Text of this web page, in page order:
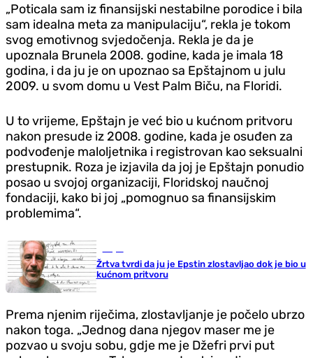
„Poticala sam iz finansijski nestabilne porodice i bila
sam idealna meta za manipulaciju“, rekla je tokom
svog emotivnog svjedočenja. Rekla je da je
upoznala Brunela 2008. godine, kada je imala 18
godina, i da ju je on upoznao sa Epštajnom u julu
2009. u svom domu u Vest Palm Biču, na Floridi.
U to vrijeme, Epštajn je već bio u kućnom pritvoru
nakon presude iz 2008. godine, kada je osuđen za
podvođenje maloljetnika i registrovan kao seksualni
prestupnik. Roza je izjavila da joj je Epštajn ponudio
posao u svojoj organizaciji, Floridskoj naučnoj
fondaciji, kako bi joj „pomognuo sa finansijskim
problemima“.
Žrtva tvrdi da ju je Epstin zlostavljao dok je bio u
kućnom pritvoru
Prema njenim riječima, zlostavljanje je počelo ubrzo
nakon toga. „Jednog dana njegov maser me je
pozvao u svoju sobu, gdje me je Džefri prvi put